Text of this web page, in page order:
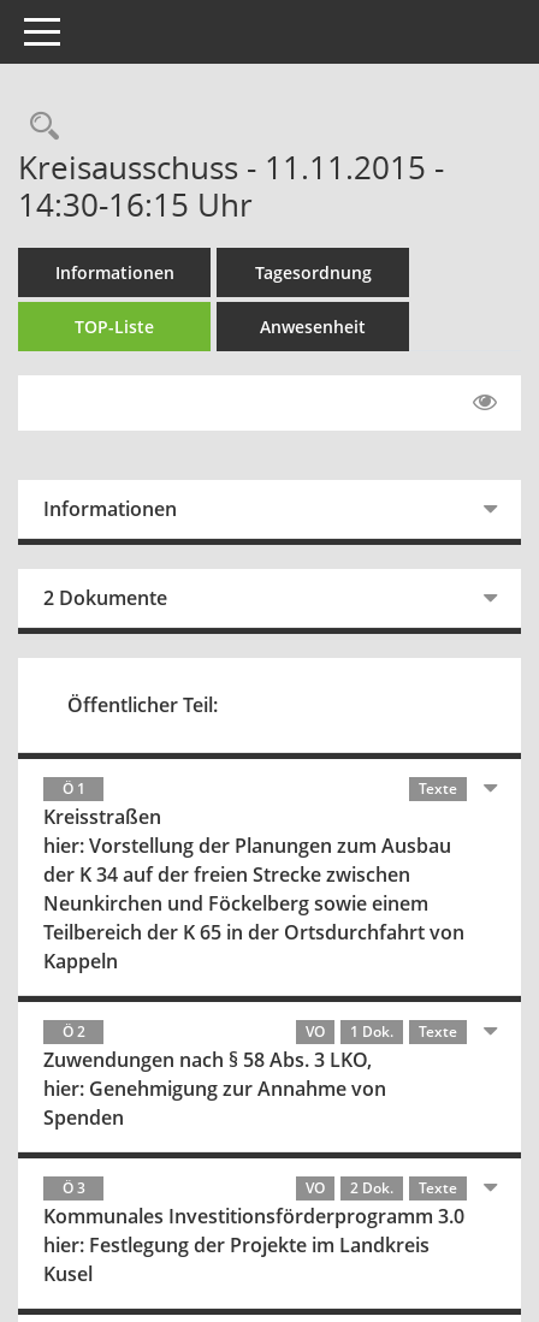
Toggle navigation
Rechercheauswahl
Kreisausschuss - 11.11.2015 -
14:30-16:15 Uhr
Informationen Tagesordnung
TOP-Liste Anwesenheit
Informationen
2 Dokumente
Öffentlicher Teil:
Ö 1 Texte
Kreisstraßen
hier: Vorstellung der Planungen zum Ausbau
der K 34 auf der freien Strecke zwischen
Neunkirchen und Föckelberg sowie einem
Teilbereich der K 65 in der Ortsdurchfahrt von
Kappeln
Ö 2 VO 1 Dok. Texte
Zuwendungen nach § 58 Abs. 3 LKO,
hier: Genehmigung zur Annahme von
Spenden
Ö 3 VO 2 Dok. Texte
Kommunales Investitionsförderprogramm 3.0
hier: Festlegung der Projekte im Landkreis
Kusel